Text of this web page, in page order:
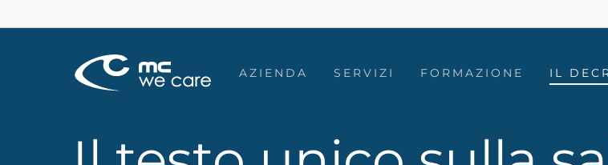
to
AZIENDA SERVIZI FORMAZIONE IL